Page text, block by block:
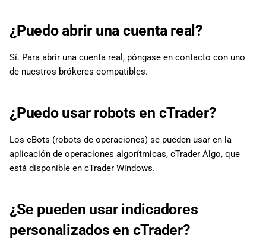
¿Puedo abrir una cuenta real?
Sí. Para abrir una cuenta real, póngase en contacto con uno
de nuestros brókeres compatibles.
¿Puedo usar robots en cTrader?
Los cBots (robots de operaciones) se pueden usar en la
aplicación de operaciones algorítmicas, cTrader Algo, que
está disponible en cTrader Windows.
¿Se pueden usar indicadores
personalizados en cTrader?